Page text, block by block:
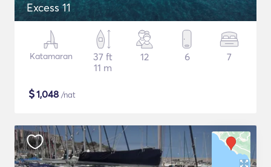
Excess 11
Katamaran
37 ft
11 m
12 6 7
$1,048 /nat